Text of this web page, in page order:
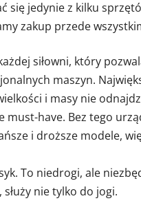
się jedynie z kilku
zakup przede
siłowni, który
maszyn.
i masy nie
must-have. Bez tego
i droższe modele,
To niedrogi, ale
nie tylko do jogi.